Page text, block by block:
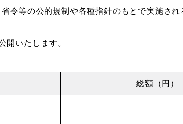
令等の公的規制や各種指針のもとで実施され
開いたします。
総額（円）